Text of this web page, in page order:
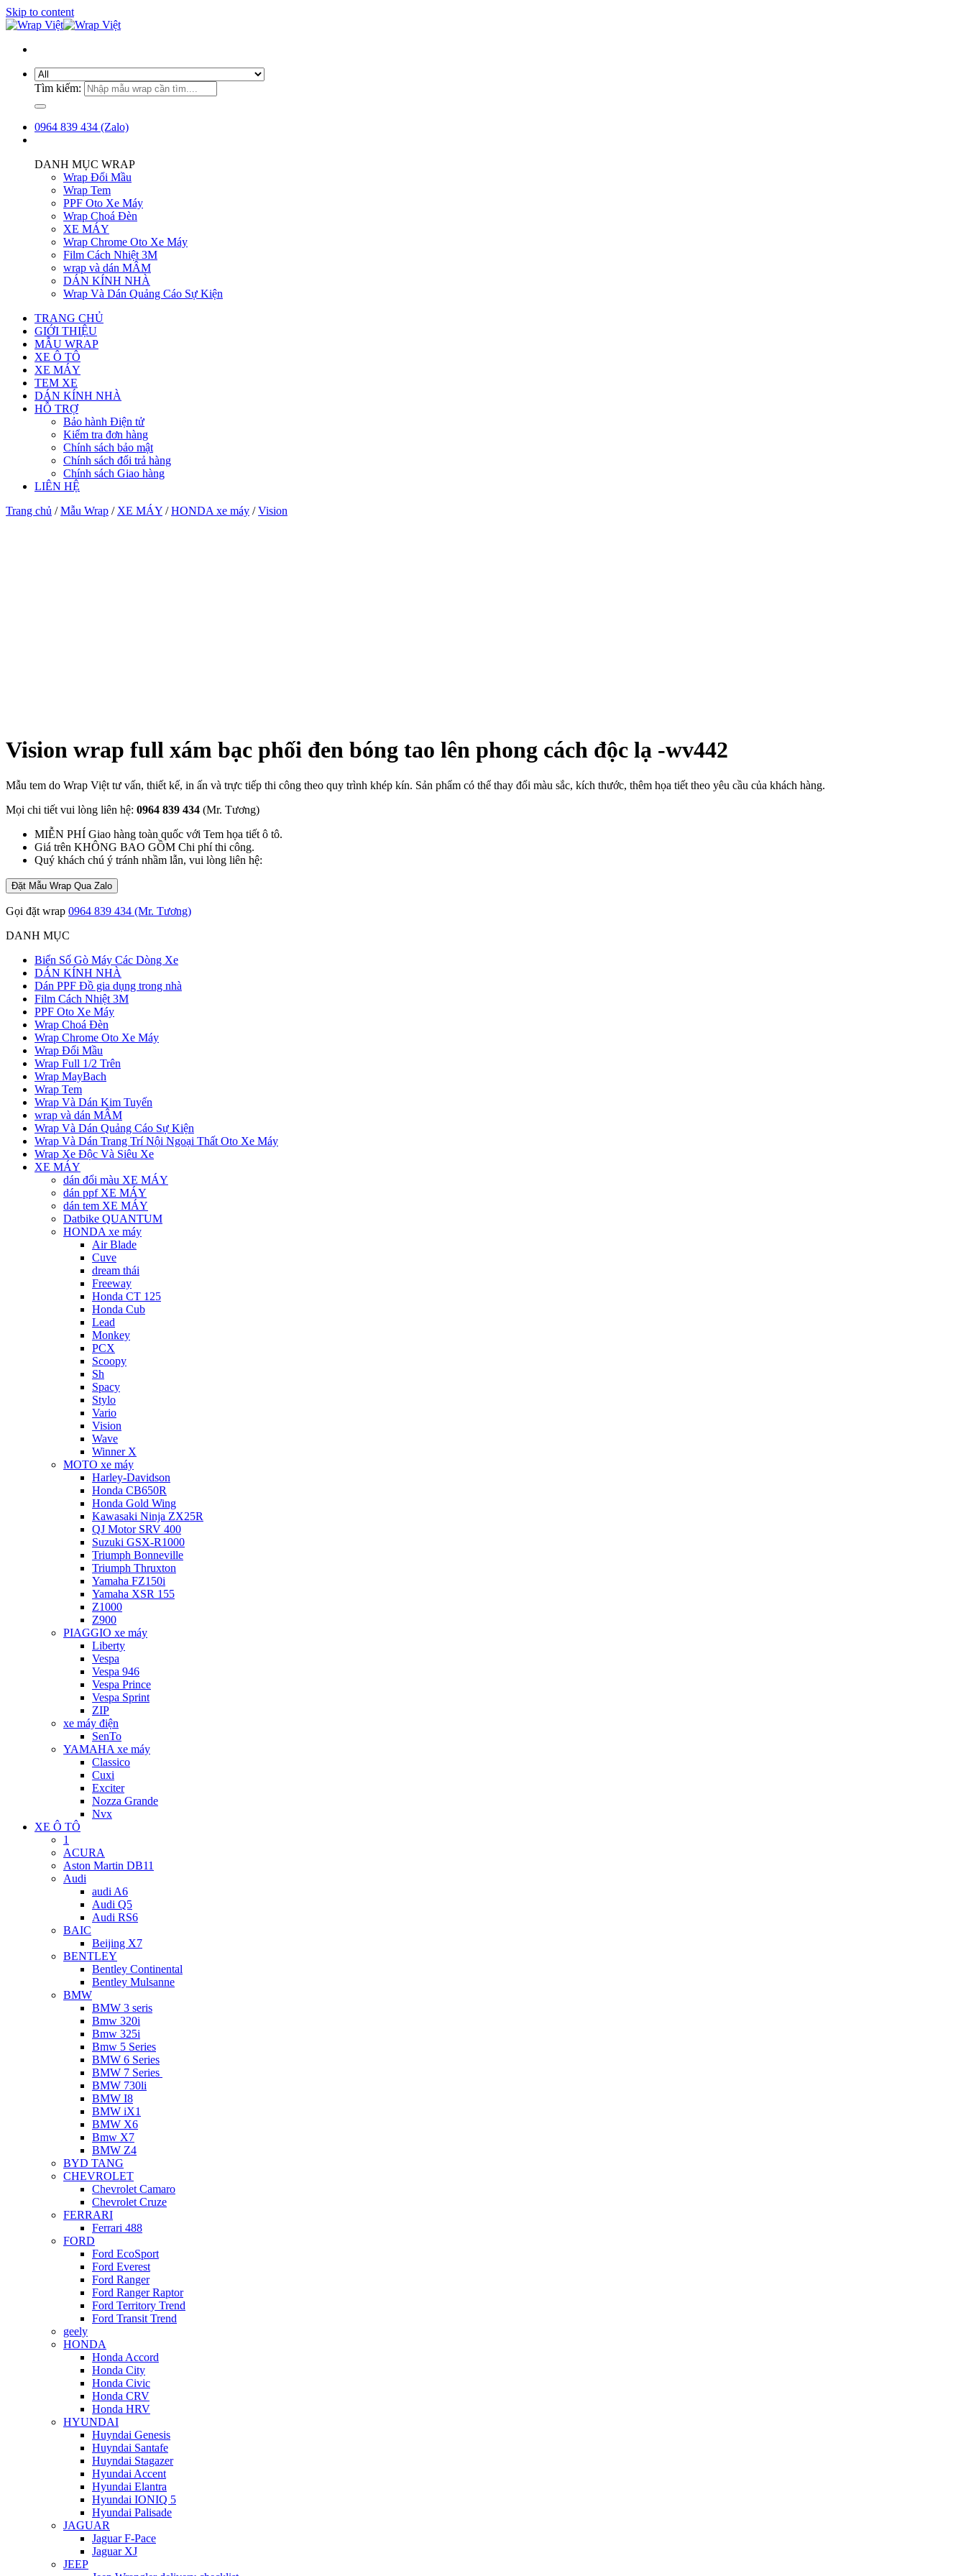
Skip to content
Tìm kiếm:
0964 839 434 (Zalo)
DANH MỤC WRAP
Wrap Đổi Mầu
Wrap Tem
PPF Oto Xe Máy
Wrap Choá Đèn
XE MÁY
Wrap Chrome Oto Xe Máy
Film Cách Nhiệt 3M
wrap và dán MÂM
DÁN KÍNH NHÀ
Wrap Và Dán Quảng Cáo Sự Kiện
TRANG CHỦ
GIỚI THIỆU
MẪU WRAP
XE Ô TÔ
XE MÁY
TEM XE
DÁN KÍNH NHÀ
HỖ TRỢ
Bảo hành Điện tử
Kiểm tra đơn hàng
Chính sách bảo mật
Chính sách đổi trả hàng
Chính sách Giao hàng
LIÊN HỆ
Trang chủ / Mẫu Wrap / XE MÁY / HONDA xe máy / Vision
Vision wrap full xám bạc phối đen bóng tao lên phong cách độc lạ -wv442
Mẫu tem do Wrap Việt tư vấn, thiết kế, in ấn và trực tiếp thi công theo quy trình khép kín. Sản phẩm có thể thay đổi màu sắc, kích thước, thêm họa tiết theo yêu cầu của khách hàng.
Mọi chi tiết vui lòng liên hệ: 0964 839 434 (Mr. Tương)
MIỄN PHÍ Giao hàng toàn quốc với Tem họa tiết ô tô.
Giá trên KHÔNG BAO GỒM Chi phí thi công.
Quý khách chú ý tránh nhầm lẫn, vui lòng liên hệ:
Đặt Mẫu Wrap Qua Zalo
Gọi đặt wrap 0964 839 434 (Mr. Tương)
DANH MỤC
Biển Số Gò Máy Các Dòng Xe
DÁN KÍNH NHÀ
Dán PPF Đồ gia dụng trong nhà
Film Cách Nhiệt 3M
PPF Oto Xe Máy
Wrap Choá Đèn
Wrap Chrome Oto Xe Máy
Wrap Đổi Mầu
Wrap Full 1/2 Trên
Wrap MayBach
Wrap Tem
Wrap Và Dán Kim Tuyến
wrap và dán MÂM
Wrap Và Dán Quảng Cáo Sự Kiện
Wrap Và Dán Trang Trí Nội Ngoại Thất Oto Xe Máy
Wrap Xe Độc Và Siêu Xe
XE MÁY
dán đổi màu XE MÁY
dán ppf XE MÁY
dán tem XE MÁY
Datbike QUANTUM
HONDA xe máy
Air Blade
Cuve
dream thái
Freeway
Honda CT 125
Honda Cub
Lead
Monkey
PCX
Scoopy
Sh
Spacy
Stylo
Vario
Vision
Wave
Winner X
MOTO xe máy
Harley-Davidson
Honda CB650R
Honda Gold Wing
Kawasaki Ninja ZX25R
QJ Motor SRV 400
Suzuki GSX-R1000
Triumph Bonneville
Triumph Thruxton
Yamaha FZ150i
Yamaha XSR 155
Z1000
Z900
PIAGGIO xe máy
Liberty
Vespa
Vespa 946
Vespa Prince
Vespa Sprint
ZIP
xe máy điện
SenTo
YAMAHA xe máy
Classico
Cuxi
Exciter
Nozza Grande
Nvx
XE Ô TÔ
1
ACURA
Aston Martin DB11
Audi
audi A6
Audi Q5
Audi RS6
BAIC
Beijing X7
BENTLEY
Bentley Continental
Bentley Mulsanne
BMW
BMW 3 seris
Bmw 320i
Bmw 325i
Bmw 5 Series
BMW 6 Series
BMW 7 Series
BMW 730li
BMW I8
BMW iX1
BMW X6
Bmw X7
BMW Z4
BYD TANG
CHEVROLET
Chevrolet Camaro
Chevrolet Cruze
FERRARI
Ferrari 488
FORD
Ford EcoSport
Ford Everest
Ford Ranger
Ford Ranger Raptor
Ford Territory Trend
Ford Transit Trend
geely
HONDA
Honda Accord
Honda City
Honda Civic
Honda CRV
Honda HRV
HYUNDAI
Huyndai Genesis
Huyndai Santafe
Huyndai Stagazer
Hyundai Accent
Hyundai Elantra
Hyundai IONIQ 5
Hyundai Palisade
JAGUAR
Jaguar F-Pace
Jaguar XJ
JEEP